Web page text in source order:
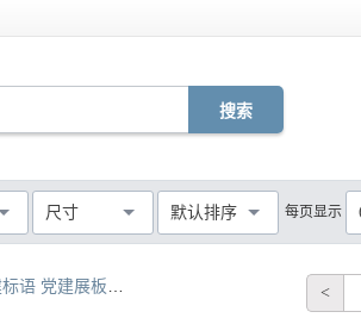
每页显示
默认排序
尺寸
PPT EPS TIF PDF JPG
MOV AEP VSP 不限
语 党建展板 党建标语 党建背景 党建标语
<